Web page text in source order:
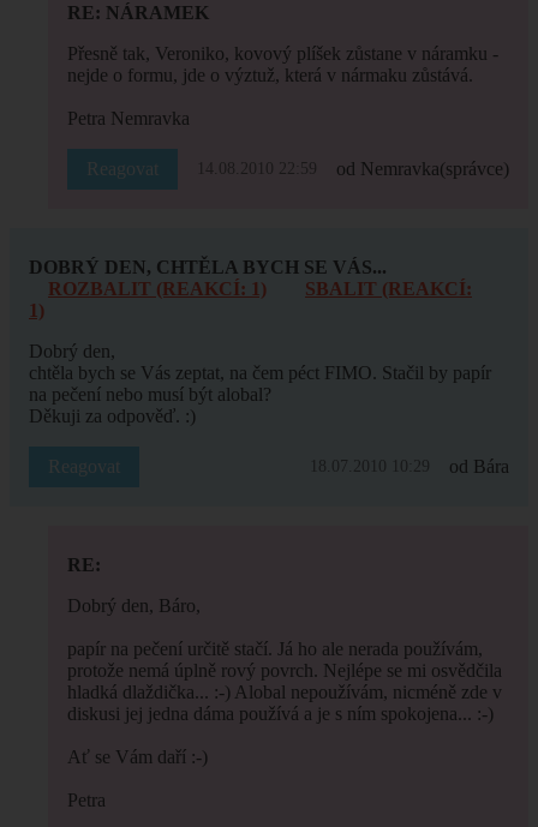
RE: NÁRAMEK
Přesně tak, Veroniko, kovový plíšek zůstane v náramku -
nejde o formu, jde o výztuž, která v nármaku zůstává.
Petra Nemravka
Reagovat 14.08.2010 22:59 od Nemravka(správce)
DOBRÝ DEN, CHTĚLA BYCH SE VÁS...
ROZBALIT (REAKCÍ: 1)
SBALIT (REAKCÍ:
1)
Dobrý den,
chtěla bych se Vás zeptat, na čem péct FIMO. Stačil by papír
na pečení nebo musí být alobal?
Děkuji za odpověď. :)
Reagovat 18.07.2010 10:29 od Bára
RE:
Dobrý den, Báro,
papír na pečení určitě stačí. Já ho ale nerada používám,
protože nemá úplně rový povrch. Nejlépe se mi osvědčila
hladká dlaždička... :-) Alobal nepoužívám, nicméně zde v
diskusi jej jedna dáma používá a je s ním spokojena... :-)
Ať se Vám daří :-)
Petra